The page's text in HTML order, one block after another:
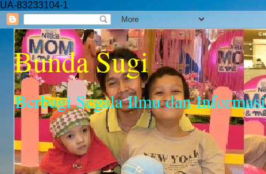
UA-83233104-1
Bunda Sugi
Berbagi Segala Ilmu dan Informasi